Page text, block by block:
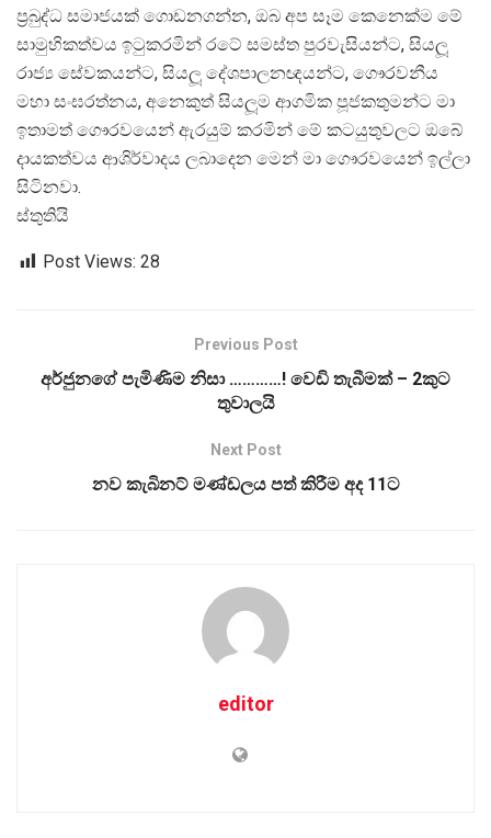
ප‍්‍රබුද්ධ සමාජයක් ගොඩනගන්න, ඔබ අප සෑම කෙනෙක්ම මේ
සාමුහිකත්වය ඉටුකරමින් රටේ සමස්ත පුරවැසියන්ට, සියලූ
රාජ්‍ය සේවකයන්ට, සියලූ දේශපාලනඥයන්ට, ගෞරවනීය
මහා සංඝරත්නය, අනෙකුත් සියලූම ආගමික පූජකතුමන්ට මා
ඉතාමත් ගෞරවයෙන් ඇරයුම් කරමින් මේ කටයුතුවලට ඔබේ
දායකත්වය ආශිර්වාදය ලබාදෙන මෙන් මා ගෞරවයෙන් ඉල්ලා
සිටිනවා.
ස්තුතියි
Post Views: 28
Previous Post
අර්ජුනගේ පැමිණිම නිසා …………! වෙඩි තැබීමක් – 2කුට
තුවාලයි
Next Post
නව කැබිනට් මණ්ඩලය පත් කිරීම අද 11ට
editor